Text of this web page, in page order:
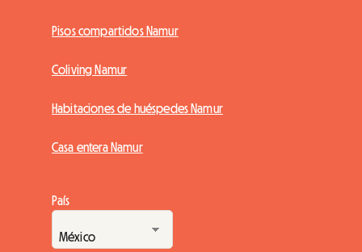
Pisos compartidos Namur
Coliving Namur
Habitaciones de huéspedes Namur
Casa entera Namur
País